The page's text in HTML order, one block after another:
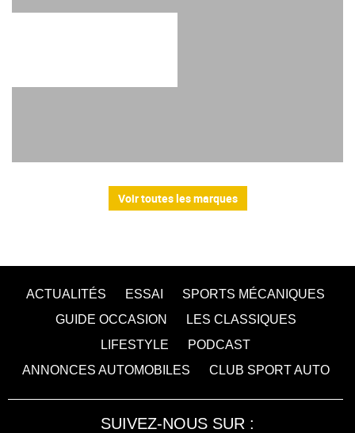
Voir toutes les marques
ACTUALITÉS ESSAI
SPORTS MÉCANIQUES
GUIDE OCCASION
LES CLASSIQUES
LIFESTYLE
PODCAST
ANNONCES AUTOMOBILES
CLUB SPORT AUTO
SUIVEZ-NOUS SUR :